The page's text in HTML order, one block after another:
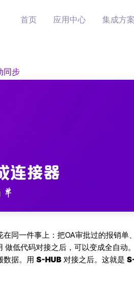
首页 应用中心 集成方案
同步
同一件事上：把OA审批过的报销单
做低代码对接之后，可以变成全自动
数据。用 S-HUB 对接之后。这就是